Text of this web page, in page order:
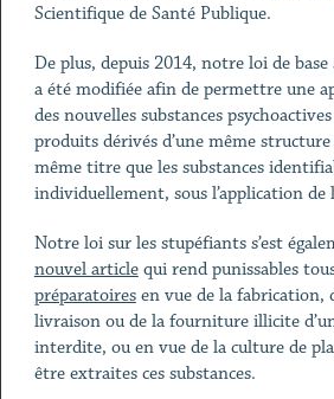
Scientifique de Santé Publique.
De plus, depuis 2014, notre loi de
a été modifiée afin de permettre une
des nouvelles substances
produits dérivés d’une même
même titre que les substances
individuellement, sous l’application de
Notre loi sur les stupéfiants s’est
nouvel articlequi rend punissables
préparatoiresen vue de la fabrication,
livraison ou de la fourniture illicite
interdite, ou en vue de la culture de
être extraites ces substances.